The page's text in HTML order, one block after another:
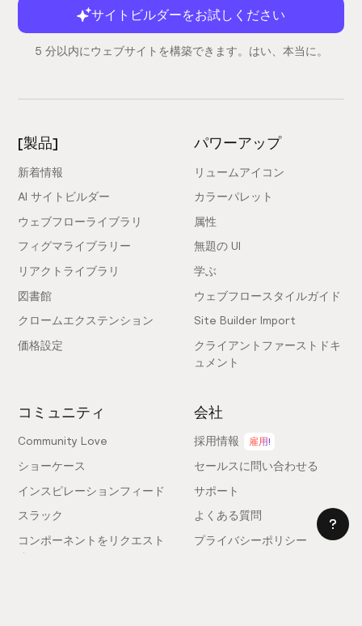
サイトビルダーをお試しください
5 分以内にウェブサイトを構築できます。はい、本当に。
[製品]
新着情報
AI サイトビルダー
ウェブフローライブラリ
フィグマライブラリー
リアクトライブラリ
図書館
クロームエクステンション
価格設定
パワーアップ
リュームアイコン
カラーパレット
属性
無題の UI
学ぶ
ウェブフロースタイルガイド
Site Builder Import
クライアントファーストドキ
ュメント
コミュニティ
Community Love
ショーケース
インスピレーションフィード
スラック
コンポーネントをリクエスト
する
会社
採用情報 雇用!
セールスに問い合わせる
サポート
よくある質問
プライバシーポリシー